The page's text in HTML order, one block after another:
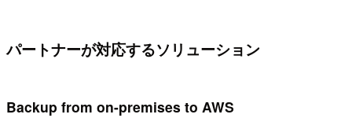
パートナーが対応するソリューション
Backup from on-premises to AWS